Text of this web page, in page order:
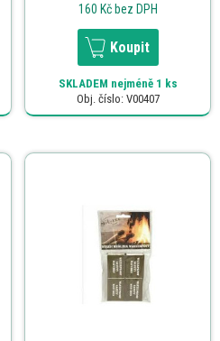
160 Kč bez DPH
Koupit
SKLADEM nejméně 1 ks
Obj. číslo: V00407